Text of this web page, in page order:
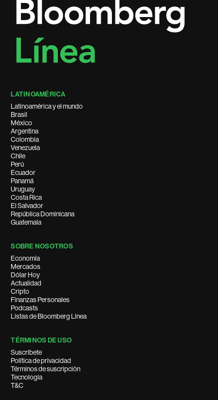
LATINOAMÉRICA
Latinoamérica y el mundo
Brasil
México
Argentina
Colombia
Venezuela
Chile
Perú
Ecuador
Panamá
Uruguay
Costa Rica
El Salvador
República Dominicana
Guatemala
SOBRE NOSOTROS
Economía
Mercados
Dólar Hoy
Actualidad
Cripto
Finanzas Personales
Podcasts
Listas de Bloomberg Línea
TÉRMINOS DE USO
Suscríbete
Política de privacidad
Términos de suscripción
Tecnología
T&C